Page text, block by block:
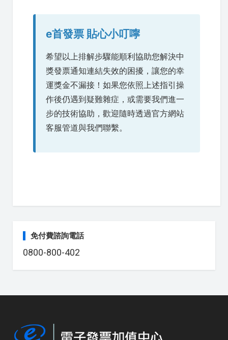
e首發票 貼心小叮嚀
希望以上排解步驟能順利協助您解決中
獎發票通知連結失效的困擾，讓您的幸
運獎金不漏接！如果您依照上述指引操
作後仍遇到疑難雜症，或需要我們進一
步的技術協助，歡迎隨時透過官方網站
客服管道與我們聯繫。
免付費諮詢電話
0800-800-402